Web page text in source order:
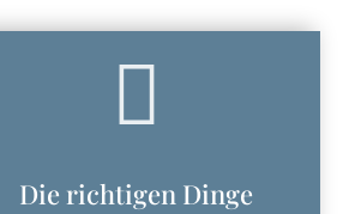

Die richtigen Dinge